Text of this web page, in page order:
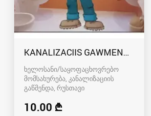
KANALIZACIIS GAWMENDA
ხელოსანი/საყოფაცხოვრებო
მომსახურება, კანალიზაციის
გაწმენდა რუსთავი
10.00 ₾